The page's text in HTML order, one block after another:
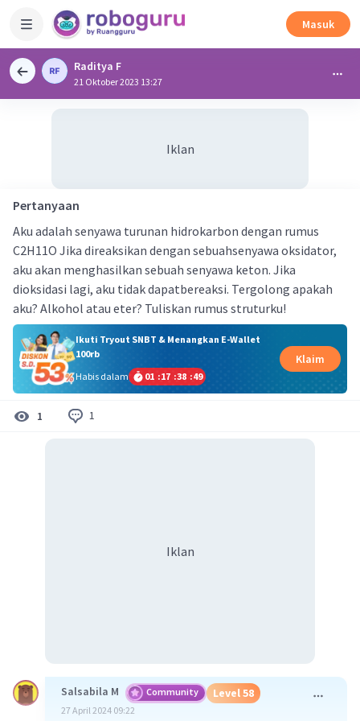
Masuk
Raditya F
21 Oktober 2023 13:27
Iklan
Pertanyaan
Aku adalah senyawa turunan hidrokarbon dengan rumus
C2H11O Jika direaksikan dengan sebuahsenyawa oksidator,
aku akan menghasilkan sebuah senyawa keton. Jika
dioksidasi lagi, aku tidak dapatbereaksi. Tergolong apakah
aku? Alkohol atau eter? Tuliskan rumus struturku!
Ikuti Tryout SNBT & Menangkan E-Wallet
100rb
Habis dalam
01 :17 :38 :49
Klaim
1 1
Iklan
Salsabila M Community Level 58
27 April 2024 09:22